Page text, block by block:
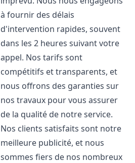
à fournir des délais
d'intervention rapides, souvent
dans les 2 heures suivant votre
appel. Nos tarifs sont
compétitifs et transparents, et
nous offrons des garanties sur
nos travaux pour vous assurer
de la qualité de notre service.
Nos clients satisfaits sont notre
meilleure publicité, et nous
sommes fiers de nos nombreux